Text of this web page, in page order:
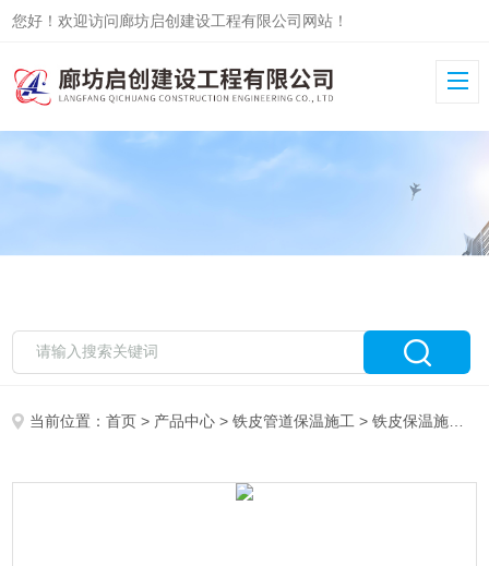
您好！欢迎访问廊坊启创建设工程有限公司网站！
当前位置：首页 > 产品中心 >铁皮管道保温施工 >铁皮保温施工队